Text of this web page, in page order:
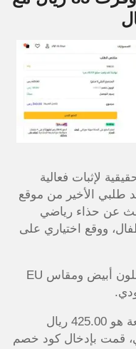
لإثبات فعالية
طلبي الأخير من موقع
عن حذاء رياضي
ووقع اختياري على
حذاء 530 للأطفال من نيو بالانس: بلون أبيض ومقاس EU
كان إجمالي المجموع الجزئي للقطعة هو 425.00 ريال
قمت بإدخال كود خصم